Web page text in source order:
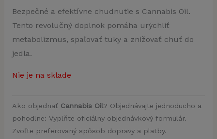
cena
bola:
cena
je:
Bezpečné a efektívne chudnutie s Cannabis Oil.
Tento revolučný doplnok pomáha urýchliť
metabolizmus, spaľovať tuky a znižovať chuť do
jedla.
Nie je na sklade
Ako objednať Cannabis Oil? Objednávajte jednoducho a
pohodlne: Vyplňte oficiálny objednávkový formulár.
Zvoľte preferovaný spôsob dopravy a platby.